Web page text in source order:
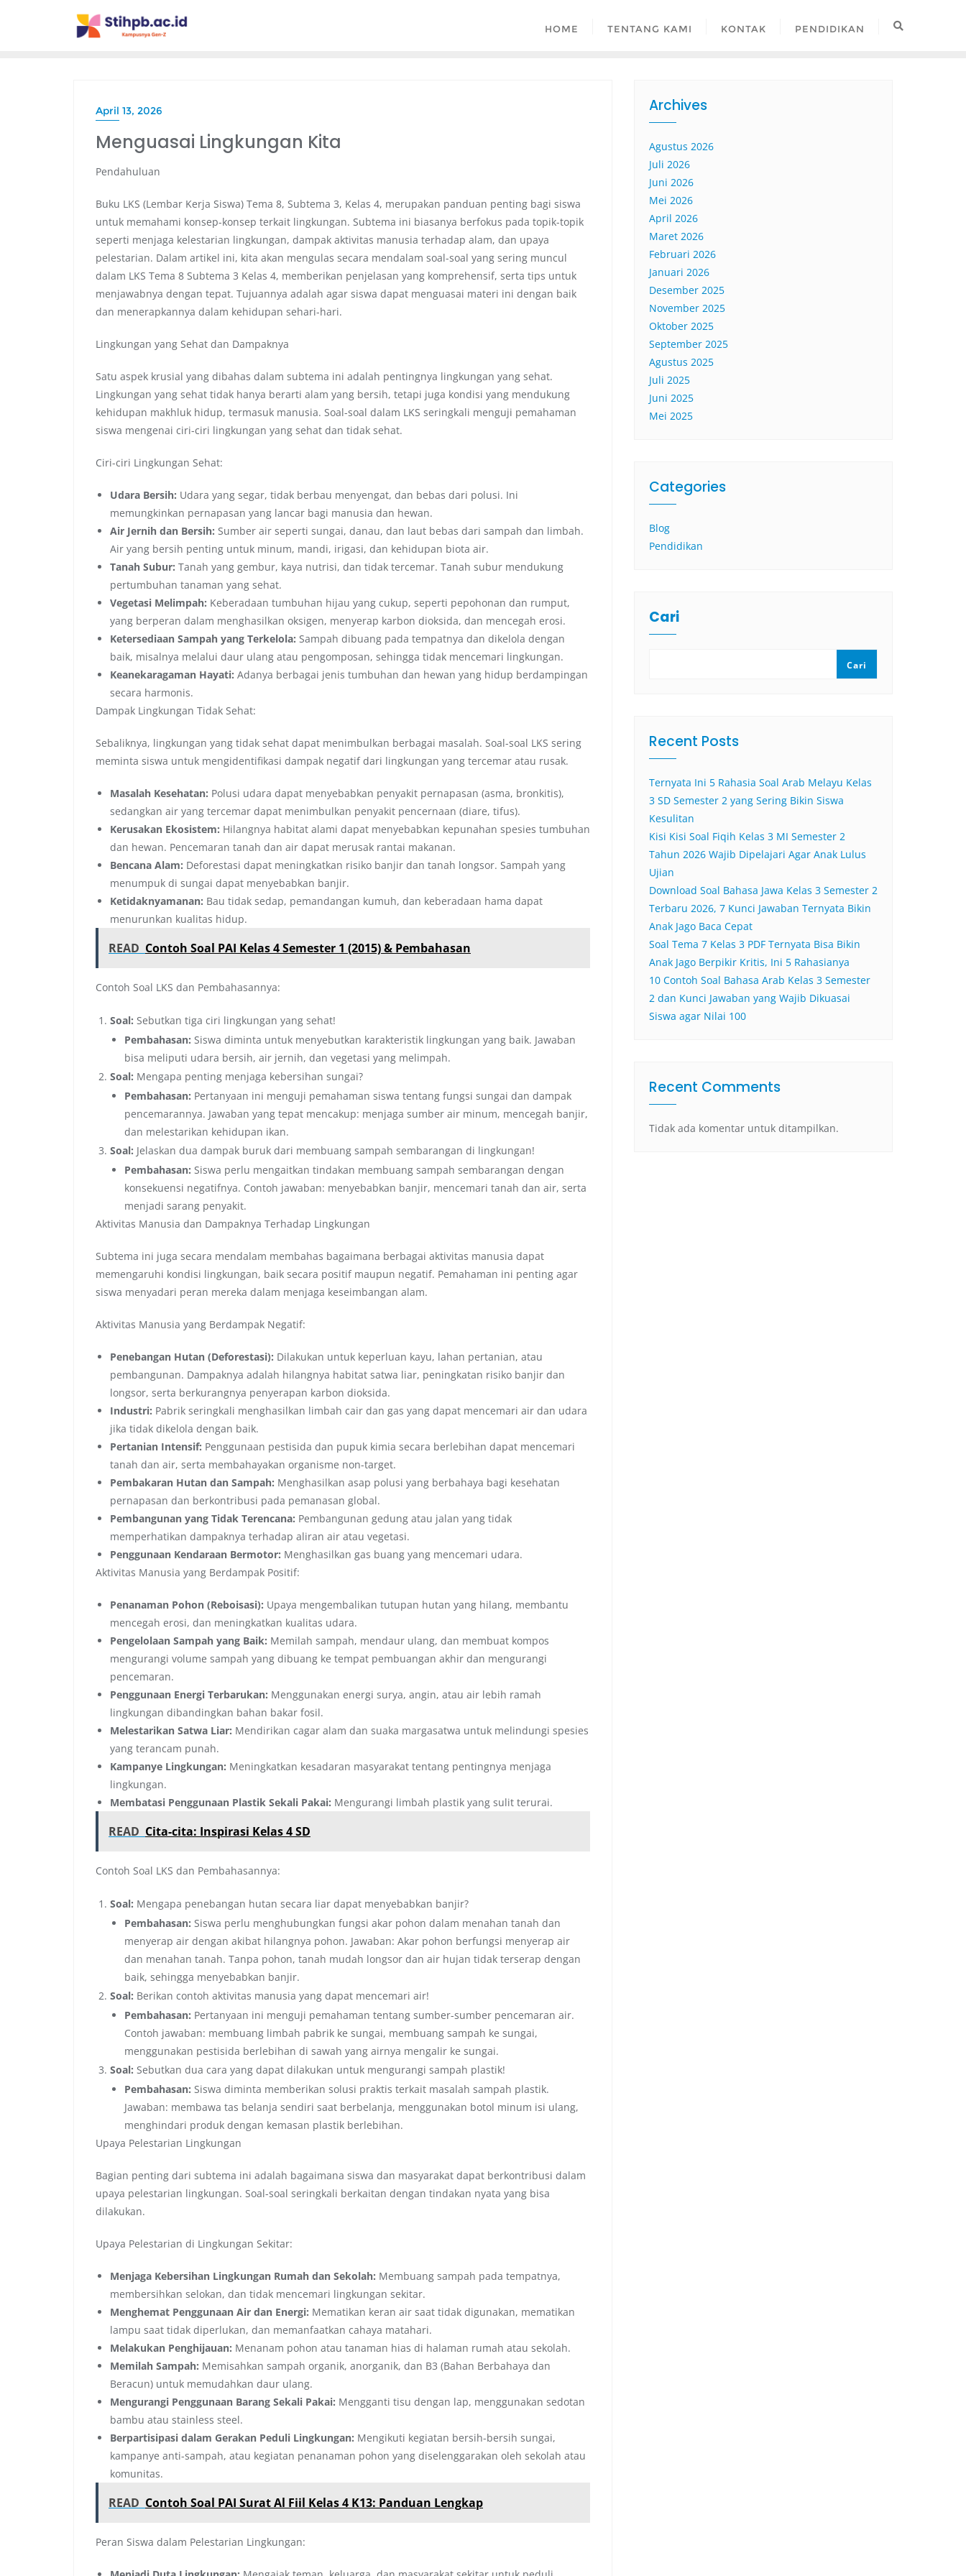
HOME TENTANG KAMI KONTAK PENDIDIKAN
April 13, 2026
Menguasai Lingkungan Kita
Pendahuluan
Buku LKS (Lembar Kerja Siswa) Tema 8, Subtema 3, Kelas 4, merupakan panduan penting bagi siswa
untuk memahami konsep-konsep terkait lingkungan. Subtema ini biasanya berfokus pada topik-topik
seperti menjaga kelestarian lingkungan, dampak aktivitas manusia terhadap alam, dan upaya
pelestarian. Dalam artikel ini, kita akan mengulas secara mendalam soal-soal yang sering muncul
dalam LKS Tema 8 Subtema 3 Kelas 4, memberikan penjelasan yang komprehensif, serta tips untuk
menjawabnya dengan tepat. Tujuannya adalah agar siswa dapat menguasai materi ini dengan baik
dan menerapkannya dalam kehidupan sehari-hari.
Lingkungan yang Sehat dan Dampaknya
Satu aspek krusial yang dibahas dalam subtema ini adalah pentingnya lingkungan yang sehat.
Lingkungan yang sehat tidak hanya berarti alam yang bersih, tetapi juga kondisi yang mendukung
kehidupan makhluk hidup, termasuk manusia. Soal-soal dalam LKS seringkali menguji pemahaman
siswa mengenai ciri-ciri lingkungan yang sehat dan tidak sehat.
Ciri-ciri Lingkungan Sehat:
Udara Bersih: Udara yang segar, tidak berbau menyengat, dan bebas dari polusi. Ini
memungkinkan pernapasan yang lancar bagi manusia dan hewan.
Air Jernih dan Bersih: Sumber air seperti sungai, danau, dan laut bebas dari sampah dan limbah.
Air yang bersih penting untuk minum, mandi, irigasi, dan kehidupan biota air.
Tanah Subur: Tanah yang gembur, kaya nutrisi, dan tidak tercemar. Tanah subur mendukung
pertumbuhan tanaman yang sehat.
Vegetasi Melimpah: Keberadaan tumbuhan hijau yang cukup, seperti pepohonan dan rumput,
yang berperan dalam menghasilkan oksigen, menyerap karbon dioksida, dan mencegah erosi.
Ketersediaan Sampah yang Terkelola: Sampah dibuang pada tempatnya dan dikelola dengan
baik, misalnya melalui daur ulang atau pengomposan, sehingga tidak mencemari lingkungan.
Keanekaragaman Hayati: Adanya berbagai jenis tumbuhan dan hewan yang hidup berdampingan
secara harmonis.
Dampak Lingkungan Tidak Sehat:
Sebaliknya, lingkungan yang tidak sehat dapat menimbulkan berbagai masalah. Soal-soal LKS sering
meminta siswa untuk mengidentifikasi dampak negatif dari lingkungan yang tercemar atau rusak.
Masalah Kesehatan: Polusi udara dapat menyebabkan penyakit pernapasan (asma, bronkitis),
sedangkan air yang tercemar dapat menimbulkan penyakit pencernaan (diare, tifus).
Kerusakan Ekosistem: Hilangnya habitat alami dapat menyebabkan kepunahan spesies tumbuhan
dan hewan. Pencemaran tanah dan air dapat merusak rantai makanan.
Bencana Alam: Deforestasi dapat meningkatkan risiko banjir dan tanah longsor. Sampah yang
menumpuk di sungai dapat menyebabkan banjir.
Ketidaknyamanan: Bau tidak sedap, pemandangan kumuh, dan keberadaan hama dapat
menurunkan kualitas hidup.
READ Contoh Soal PAI Kelas 4 Semester 1 (2015) & Pembahasan
Contoh Soal LKS dan Pembahasannya:
Soal: Sebutkan tiga ciri lingkungan yang sehat!
Pembahasan: Siswa diminta untuk menyebutkan karakteristik lingkungan yang baik. Jawaban
bisa meliputi udara bersih, air jernih, dan vegetasi yang melimpah.
Soal: Mengapa penting menjaga kebersihan sungai?
Pembahasan: Pertanyaan ini menguji pemahaman siswa tentang fungsi sungai dan dampak
pencemarannya. Jawaban yang tepat mencakup: menjaga sumber air minum, mencegah banjir,
dan melestarikan kehidupan ikan.
Soal: Jelaskan dua dampak buruk dari membuang sampah sembarangan di lingkungan!
Pembahasan: Siswa perlu mengaitkan tindakan membuang sampah sembarangan dengan
konsekuensi negatifnya. Contoh jawaban: menyebabkan banjir, mencemari tanah dan air, serta
menjadi sarang penyakit.
Aktivitas Manusia dan Dampaknya Terhadap Lingkungan
Subtema ini juga secara mendalam membahas bagaimana berbagai aktivitas manusia dapat
memengaruhi kondisi lingkungan, baik secara positif maupun negatif. Pemahaman ini penting agar
siswa menyadari peran mereka dalam menjaga keseimbangan alam.
Aktivitas Manusia yang Berdampak Negatif:
Penebangan Hutan (Deforestasi): Dilakukan untuk keperluan kayu, lahan pertanian, atau
pembangunan. Dampaknya adalah hilangnya habitat satwa liar, peningkatan risiko banjir dan
longsor, serta berkurangnya penyerapan karbon dioksida.
Industri: Pabrik seringkali menghasilkan limbah cair dan gas yang dapat mencemari air dan udara
jika tidak dikelola dengan baik.
Pertanian Intensif: Penggunaan pestisida dan pupuk kimia secara berlebihan dapat mencemari
tanah dan air, serta membahayakan organisme non-target.
Pembakaran Hutan dan Sampah: Menghasilkan asap polusi yang berbahaya bagi kesehatan
pernapasan dan berkontribusi pada pemanasan global.
Pembangunan yang Tidak Terencana: Pembangunan gedung atau jalan yang tidak
memperhatikan dampaknya terhadap aliran air atau vegetasi.
Penggunaan Kendaraan Bermotor: Menghasilkan gas buang yang mencemari udara.
Aktivitas Manusia yang Berdampak Positif:
Penanaman Pohon (Reboisasi): Upaya mengembalikan tutupan hutan yang hilang, membantu
mencegah erosi, dan meningkatkan kualitas udara.
Pengelolaan Sampah yang Baik: Memilah sampah, mendaur ulang, dan membuat kompos
mengurangi volume sampah yang dibuang ke tempat pembuangan akhir dan mengurangi
pencemaran.
Penggunaan Energi Terbarukan: Menggunakan energi surya, angin, atau air lebih ramah
lingkungan dibandingkan bahan bakar fosil.
Melestarikan Satwa Liar: Mendirikan cagar alam dan suaka margasatwa untuk melindungi spesies
yang terancam punah.
Kampanye Lingkungan: Meningkatkan kesadaran masyarakat tentang pentingnya menjaga
lingkungan.
Membatasi Penggunaan Plastik Sekali Pakai: Mengurangi limbah plastik yang sulit terurai.
READ Cita-cita: Inspirasi Kelas 4 SD
Contoh Soal LKS dan Pembahasannya:
Soal: Mengapa penebangan hutan secara liar dapat menyebabkan banjir?
Pembahasan: Siswa perlu menghubungkan fungsi akar pohon dalam menahan tanah dan
menyerap air dengan akibat hilangnya pohon. Jawaban: Akar pohon berfungsi menyerap air
dan menahan tanah. Tanpa pohon, tanah mudah longsor dan air hujan tidak terserap dengan
baik, sehingga menyebabkan banjir.
Soal: Berikan contoh aktivitas manusia yang dapat mencemari air!
Pembahasan: Pertanyaan ini menguji pemahaman tentang sumber-sumber pencemaran air.
Contoh jawaban: membuang limbah pabrik ke sungai, membuang sampah ke sungai,
menggunakan pestisida berlebihan di sawah yang airnya mengalir ke sungai.
Soal: Sebutkan dua cara yang dapat dilakukan untuk mengurangi sampah plastik!
Pembahasan: Siswa diminta memberikan solusi praktis terkait masalah sampah plastik.
Jawaban: membawa tas belanja sendiri saat berbelanja, menggunakan botol minum isi ulang,
menghindari produk dengan kemasan plastik berlebihan.
Upaya Pelestarian Lingkungan
Bagian penting dari subtema ini adalah bagaimana siswa dan masyarakat dapat berkontribusi dalam
upaya pelestarian lingkungan. Soal-soal seringkali berkaitan dengan tindakan nyata yang bisa
dilakukan.
Upaya Pelestarian di Lingkungan Sekitar:
Menjaga Kebersihan Lingkungan Rumah dan Sekolah: Membuang sampah pada tempatnya,
membersihkan selokan, dan tidak mencemari lingkungan sekitar.
Menghemat Penggunaan Air dan Energi: Mematikan keran air saat tidak digunakan, mematikan
lampu saat tidak diperlukan, dan memanfaatkan cahaya matahari.
Melakukan Penghijauan: Menanam pohon atau tanaman hias di halaman rumah atau sekolah.
Memilah Sampah: Memisahkan sampah organik, anorganik, dan B3 (Bahan Berbahaya dan
Beracun) untuk memudahkan daur ulang.
Mengurangi Penggunaan Barang Sekali Pakai: Mengganti tisu dengan lap, menggunakan sedotan
bambu atau stainless steel.
Berpartisipasi dalam Gerakan Peduli Lingkungan: Mengikuti kegiatan bersih-bersih sungai,
kampanye anti-sampah, atau kegiatan penanaman pohon yang diselenggarakan oleh sekolah atau
komunitas.
READ Contoh Soal PAI Surat Al Fiil Kelas 4 K13: Panduan Lengkap
Peran Siswa dalam Pelestarian Lingkungan:
Archives
Agustus 2026
Juli 2026
Juni 2026
Mei 2026
April 2026
Maret 2026
Februari 2026
Januari 2026
Desember 2025
November 2025
Oktober 2025
September 2025
Agustus 2025
Juli 2025
Juni 2025
Mei 2025
Categories
Blog
Pendidikan
Cari
Cari
Recent Posts
Ternyata Ini 5 Rahasia Soal Arab Melayu Kelas
3 SD Semester 2 yang Sering Bikin Siswa
Kesulitan
Kisi Kisi Soal Fiqih Kelas 3 MI Semester 2
Tahun 2026 Wajib Dipelajari Agar Anak Lulus
Ujian
Download Soal Bahasa Jawa Kelas 3 Semester 2
Terbaru 2026, 7 Kunci Jawaban Ternyata Bikin
Anak Jago Baca Cepat
Soal Tema 7 Kelas 3 PDF Ternyata Bisa Bikin
Anak Jago Berpikir Kritis, Ini 5 Rahasianya
10 Contoh Soal Bahasa Arab Kelas 3 Semester
2 dan Kunci Jawaban yang Wajib Dikuasai
Siswa agar Nilai 100
Recent Comments
Tidak ada komentar untuk ditampilkan.